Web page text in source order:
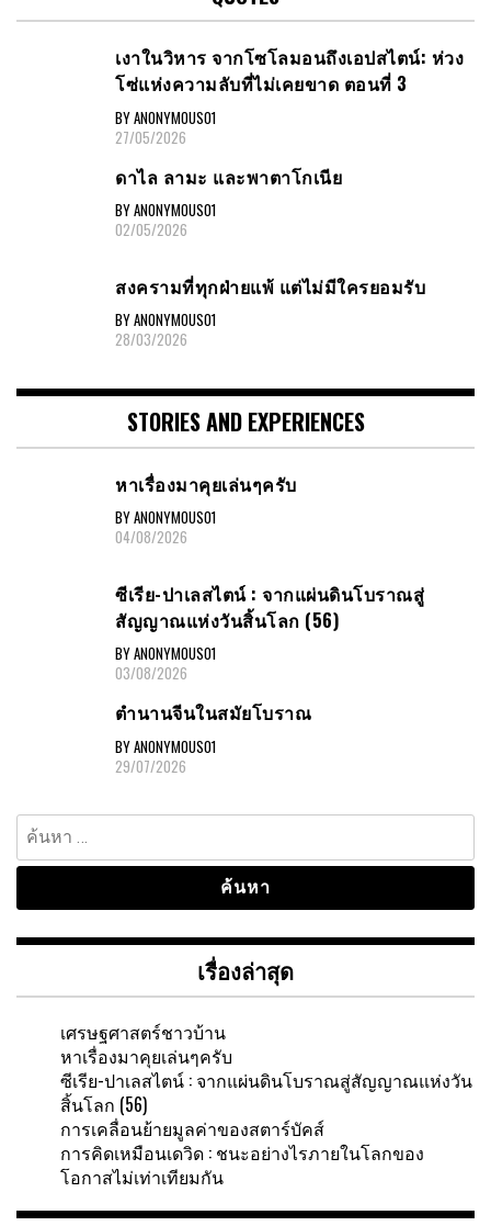
เงาในวิหาร จากโซโลมอนถึงเอปสไตน์: ห่วง
โซ่แห่งความลับที่ไม่เคยขาด ตอนที่ 3
BY ANONYMOUS01
27/05/2026
ดาไล ลามะ และพาตาโกเนีย
BY ANONYMOUS01
02/05/2026
สงครามที่ทุกฝ่ายแพ้ แต่ไม่มีใครยอมรับ
BY ANONYMOUS01
28/03/2026
STORIES AND EXPERIENCES
หาเรื่องมาคุยเล่นๆครับ
BY ANONYMOUS01
04/08/2026
ซีเรีย-ปาเลสไตน์ : จากแผ่นดินโบราณสู่
สัญญาณแห่งวันสิ้นโลก (56)
BY ANONYMOUS01
03/08/2026
ตำนานจีนในสมัยโบราณ
BY ANONYMOUS01
29/07/2026
ค้นหา
สำหรับ:
เรื่องล่าสุด
เศรษฐศาสตร์ชาวบ้าน
หาเรื่องมาคุยเล่นๆครับ
ซีเรีย-ปาเลสไตน์ : จากแผ่นดินโบราณสู่สัญญาณแห่งวัน
สิ้นโลก (56)
การเคลื่อนย้ายมูลค่าของสตาร์บัคส์
การคิดเหมือนเดวิด : ชนะอย่างไรภายในโลกของ
โอกาสไม่เท่าเทียมกัน